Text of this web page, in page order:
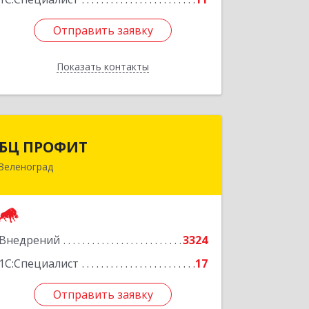
Отправить заявку
Показать контакты
Отправить заявку
Назад
БЦ ПРОФИТ
Внедрений
3324
1С:Специалист
17
Отправить заявку
124482, Москва г, Зеленоград г,
Отправить заявку